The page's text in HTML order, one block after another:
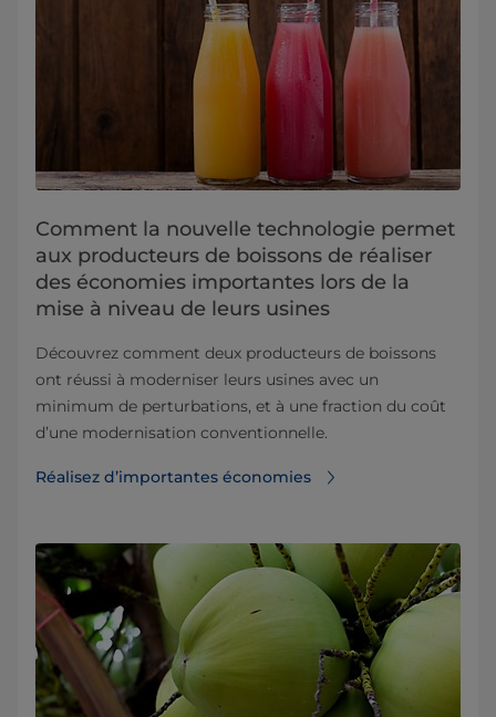
Comment la nouvelle technologie permet
aux producteurs de boissons de réaliser
des économies importantes lors de la
mise à niveau de leurs usines
Découvrez comment deux producteurs de boissons
ont réussi à moderniser leurs usines avec un
minimum de perturbations, et à une fraction du coût
d’une modernisation conventionnelle.
Réalisez d’importantes économies